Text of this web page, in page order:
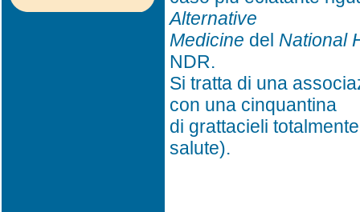
Alternative
Medicine del National
NDR.
Si tratta di una
con una cinquantina
di grattacieli
salute).